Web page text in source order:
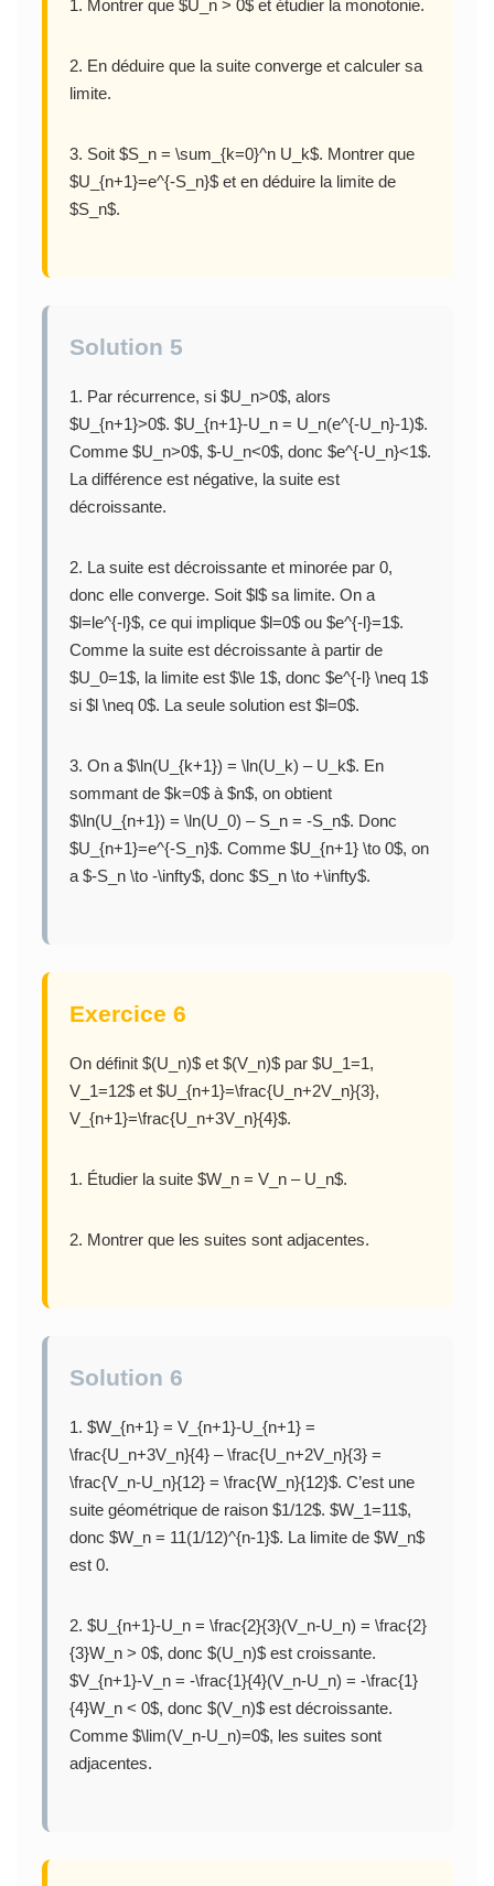
1. Montrer que $U_n > 0$ et étudier la monotonie.
2. En déduire que la suite converge et calculer sa
limite.
3. Soit $S_n = \sum_{k=0}^n U_k$. Montrer que
$U_{n+1}=e^{-S_n}$ et en déduire la limite de
$S_n$.
Solution 5
1. Par récurrence, si $U_n>0$, alors
$U_{n+1}>0$. $U_{n+1}-U_n = U_n(e^{-U_n}-1)$.
Comme $U_n>0$, $-U_n<0$, donc $e^{-U_n}<1$.
La différence est négative, la suite est
décroissante.
2. La suite est décroissante et minorée par 0,
donc elle converge. Soit $l$ sa limite. On a
$l=le^{-l}$, ce qui implique $l=0$ ou $e^{-l}=1$.
Comme la suite est décroissante à partir de
$U_0=1$, la limite est $\le 1$, donc $e^{-l} \neq 1$
si $l \neq 0$. La seule solution est $l=0$.
3. On a $\ln(U_{k+1}) = \ln(U_k) – U_k$. En
sommant de $k=0$ à $n$, on obtient
$\ln(U_{n+1}) = \ln(U_0) – S_n = -S_n$. Donc
$U_{n+1}=e^{-S_n}$. Comme $U_{n+1} \to 0$, on
a $-S_n \to -\infty$, donc $S_n \to +\infty$.
Exercice 6
On définit $(U_n)$ et $(V_n)$ par $U_1=1,
V_1=12$ et $U_{n+1}=\frac{U_n+2V_n}{3},
V_{n+1}=\frac{U_n+3V_n}{4}$.
1. Étudier la suite $W_n = V_n – U_n$.
2. Montrer que les suites sont adjacentes.
Solution 6
1. $W_{n+1} = V_{n+1}-U_{n+1} =
\frac{U_n+3V_n}{4} – \frac{U_n+2V_n}{3} =
\frac{V_n-U_n}{12} = \frac{W_n}{12}$. C’est une
suite géométrique de raison $1/12$. $W_1=11$,
donc $W_n = 11(1/12)^{n-1}$. La limite de $W_n$
est 0.
2. $U_{n+1}-U_n = \frac{2}{3}(V_n-U_n) = \frac{2}
{3}W_n > 0$, donc $(U_n)$ est croissante.
$V_{n+1}-V_n = -\frac{1}{4}(V_n-U_n) = -\frac{1}
{4}W_n < 0$, donc $(V_n)$ est décroissante.
Comme $\lim(V_n-U_n)=0$, les suites sont
adjacentes.